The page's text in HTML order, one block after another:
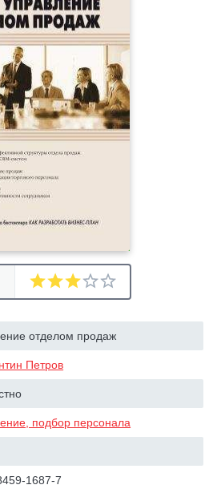
отделом продаж
Петров
подбор персонала
1687-7